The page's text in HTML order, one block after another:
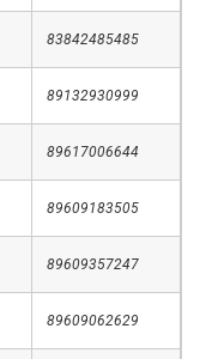
83842485485
89132930999
89617006644
89609183505
89609357247
89609062629